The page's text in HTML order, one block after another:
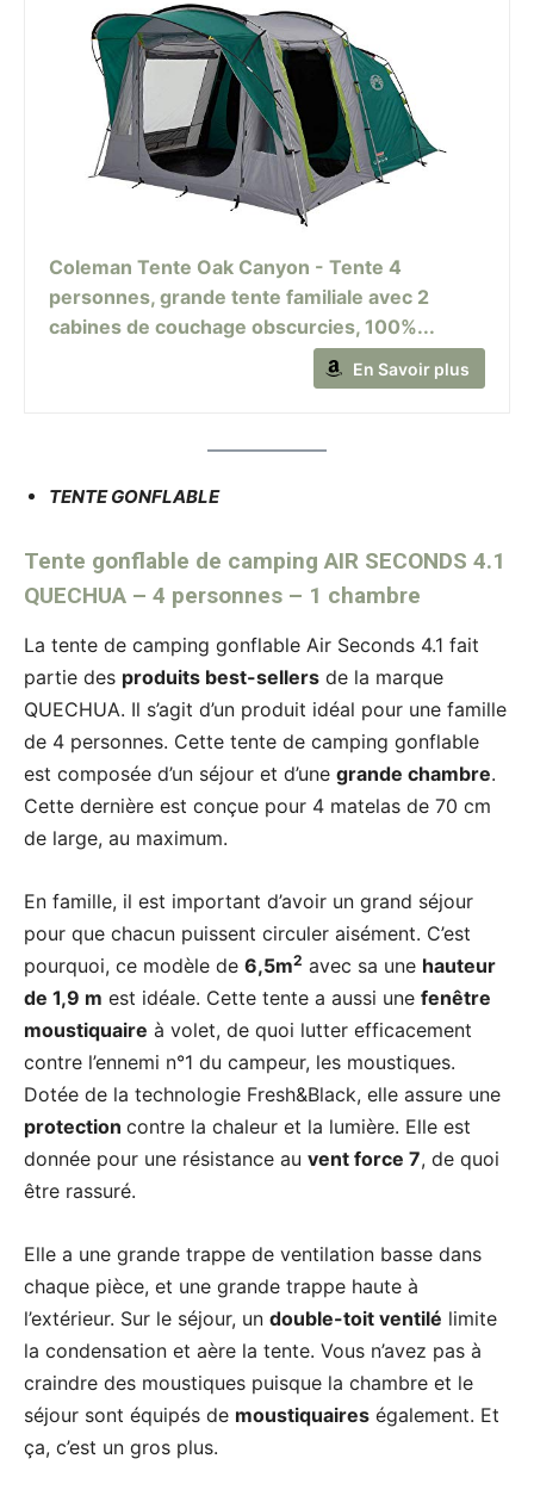
Coleman Tente Oak Canyon - Tente 4
personnes, grande tente familiale avec 2
cabines de couchage obscurcies, 100%...
En Savoir plus
TENTE GONFLABLE
Tente gonflable de camping AIR SECONDS 4.1
QUECHUA – 4 personnes – 1 chambre
La tente de camping gonflable Air Seconds 4.1 fait
partie des produits best-sellers de la marque
QUECHUA. Il s’agit d’un produit idéal pour une famille
de 4 personnes. Cette tente de camping gonflable
est composée d’un séjour et d’une grande chambre.
Cette dernière est conçue pour 4 matelas de 70 cm
de large, au maximum.
En famille, il est important d’avoir un grand séjour
pour que chacun puissent circuler aisément. C’est
pourquoi, ce modèle de 6,5m2 avec sa une hauteur
de 1,9 m est idéale. Cette tente a aussi une fenêtre
moustiquaire à volet, de quoi lutter efficacement
contre l’ennemi n°1 du campeur, les moustiques.
Dotée de la technologie Fresh&Black, elle assure une
protection contre la chaleur et la lumière. Elle est
donnée pour une résistance au vent force 7, de quoi
être rassuré.
Elle a une grande trappe de ventilation basse dans
chaque pièce, et une grande trappe haute à
l’extérieur. Sur le séjour, un double-toit ventilé limite
la condensation et aère la tente. Vous n’avez pas à
craindre des moustiques puisque la chambre et le
séjour sont équipés de moustiquaires également. Et
ça, c’est un gros plus.